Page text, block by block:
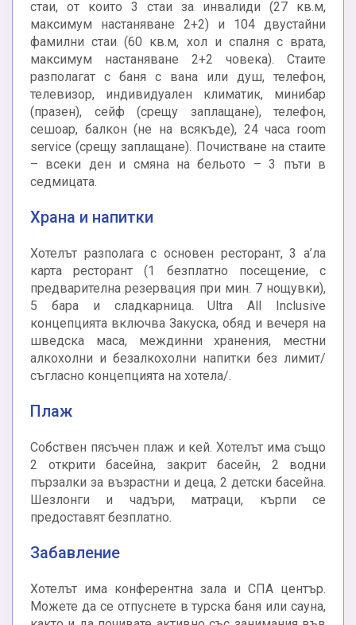
стаи, от които 3 стаи за инвалиди (27 кв.м,
максимум настаняване 2+2) и 104 двустайни
фамилни стаи (60 кв.м, хол и спалня с врата,
максимум настаняване 2+2 човека). Стаите
разполагат с баня с вана или душ, телефон,
телевизор, индивидуален климатик, минибар
(празен), сейф (срещу заплащане), телефон,
сешоар, балкон (не на всякъде), 24 часа room
service (срещу заплащане). Почистване на стаите
– всеки ден и смяна на бельото – 3 пъти в
седмицата.
Храна и напитки
Хотелът разполага с основен ресторант, 3 а’ла
карта ресторант (1 безплатно посещение, с
предварителна резервация при мин. 7 нощувки),
5 бара и сладкарница. Ultra All Inclusive
концепцията включва Закуска, обяд и вечеря на
шведска маса, междинни хранения, местни
алкохолни и безалкохолни напитки без лимит/
съгласно концепцията на хотела/.
Плаж
Собствен пясъчен плаж и кей. Хотелът има също
2 открити басейна, закрит басейн, 2 водни
пързалки за възрастни и деца, 2 детски басейна.
Шезлонги и чадъри, матраци, кърпи се
предоставят безплатно.
Забавление
Хотелът има конферентна зала и СПА център.
Можете да се отпуснете в турска баня или сауна,